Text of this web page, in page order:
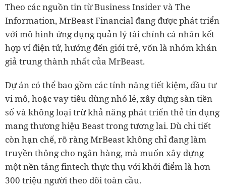
Theo các nguồn tin từ Business Insider và The
Information, MrBeast Financial đang được phát triển
với mô hình ứng dụng quản lý tài chính cá nhân kết
hợp ví điện tử, hướng đến giới trẻ, vốn là nhóm khán
giả trung thành nhất của MrBeast.
Dự án có thể bao gồm các tính năng tiết kiệm, đầu tư
vi mô, hoặc vay tiêu dùng nhỏ lẻ, xây dựng sàn tiền
số và không loại trừ khả năng phát triển thẻ tín dụng
mang thương hiệu Beast trong tương lai. Dù chi tiết
còn hạn chế, rõ ràng MrBeast không chỉ đang làm
truyền thông cho ngân hàng, mà muốn xây dựng
một nền tảng fintech thực thụ với khởi điểm là hơn
300 triệu người theo dõi toàn cầu.